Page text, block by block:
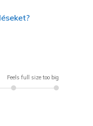
Feels full size too big